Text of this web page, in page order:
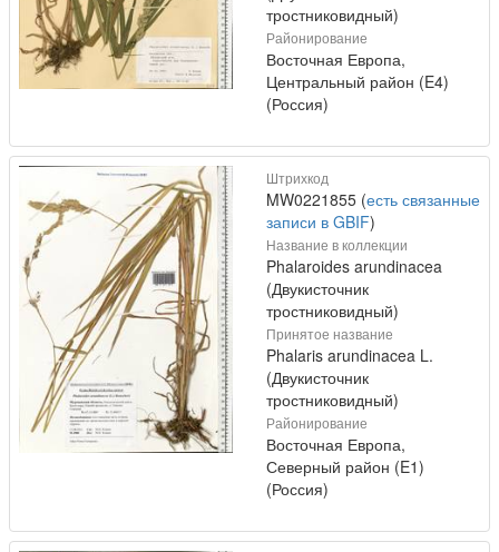
тростниковидный)
Районирование
Восточная Европа,
Центральный район (E4)
(Россия)
Штрихкод
MW0221855 (есть связанные
записи в GBIF)
Название в коллекции
Phalaroides arundinacea
(Двукисточник
тростниковидный)
Принятое название
Phalaris arundinacea L.
(Двукисточник
тростниковидный)
Районирование
Восточная Европа,
Северный район (E1)
(Россия)